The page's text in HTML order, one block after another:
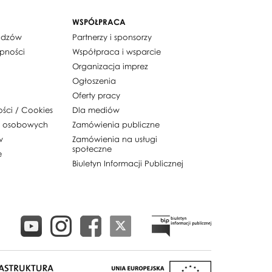
/ Cookies
WSPÓŁPRACA
Partnerzy i sponsorzy
Współpraca i wsparcie
Organizacja imprez
Ogłoszenia
Oferty pracy
Dla mediów
Zamówienia publiczne
Zamówienia na usługi
społeczne
Biuletyn Informacji Publicznej